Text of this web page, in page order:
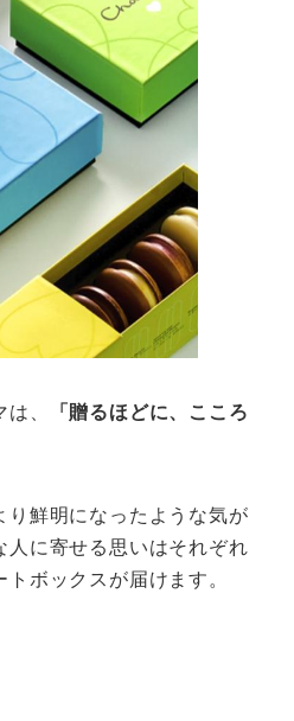
、
「贈るほどに、こころ
鮮明になったような気が
に寄せる思いはそれぞれ
ボックスが届けます。